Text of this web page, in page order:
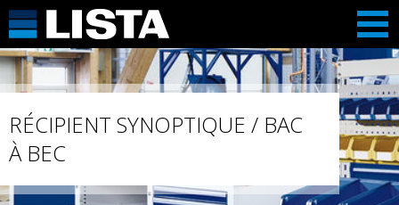
RÉCIPIENT SYNOPTIQUE / BAC
À BEC